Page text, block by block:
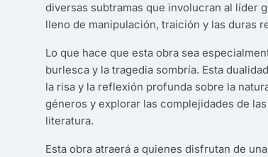
diversas subtramas que involucran al líder
lleno de manipulación, traición y las duras
Lo que hace que esta obra sea
burlesca y la tragedia sombría. Esta
la risa y la reflexión profunda sobre la
géneros y explorar las complejidades de
literatura.
Esta obra atraerá a quienes disfrutan de